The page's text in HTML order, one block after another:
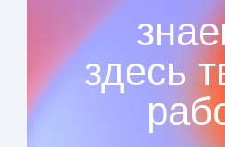
здесь